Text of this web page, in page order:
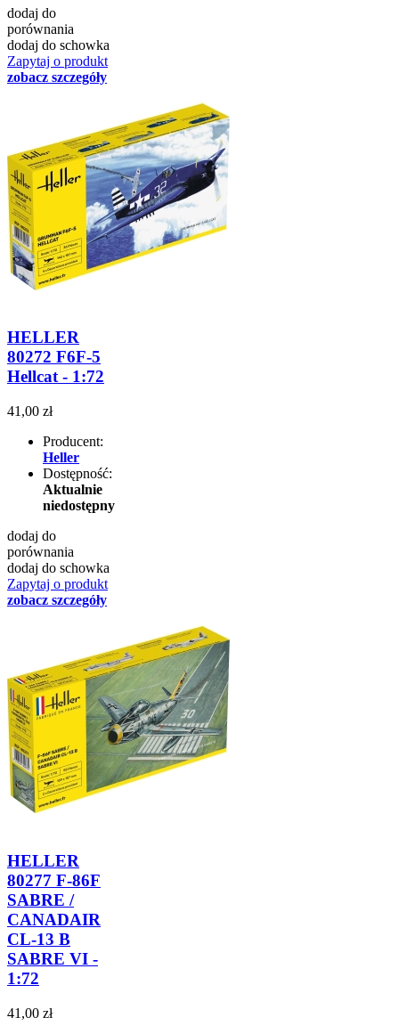
dodaj do
porównania
dodaj do schowka
Zapytaj o produkt
zobacz szczegóły
HELLER
80272 F6F-5
Hellcat - 1:72
41,00 zł
Producent:
Heller
Dostępność:
Aktualnie
niedostępny
dodaj do
porównania
dodaj do schowka
Zapytaj o produkt
zobacz szczegóły
HELLER
80277 F-86F
SABRE /
CANADAIR
CL-13 B
SABRE VI -
1:72
41,00 zł